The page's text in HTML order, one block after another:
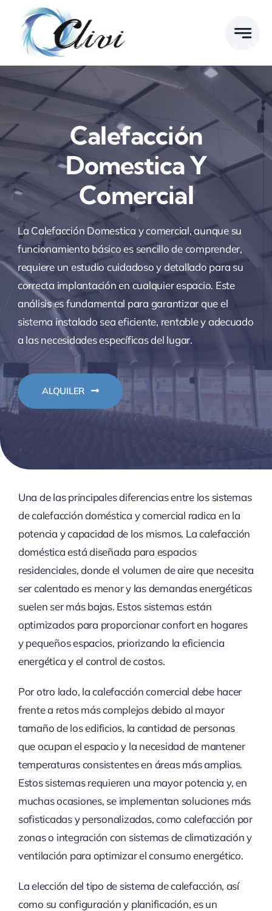
contenido
Calefacción
Domestica Y
Comercial
La Calefacción Domestica y comercial, aunque su
funcionamiento básico es sencillo de comprender,
requiere un estudio cuidadoso y detallado para su
correcta implantación en cualquier espacio. Este
análisis es fundamental para garantizar que el
sistema instalado sea eficiente, rentable y adecuado
a las necesidades específicas del lugar.
ALQUILER
Una de las principales diferencias entre los sistemas
de calefacción doméstica y comercial radica en la
potencia y capacidad de los mismos. La calefacción
doméstica está diseñada para espacios
residenciales, donde el volumen de aire que necesita
ser calentado es menor y las demandas energéticas
suelen ser más bajas. Estos sistemas están
optimizados para proporcionar confort en hogares
y pequeños espacios, priorizando la eficiencia
energética y el control de costos.
Por otro lado, la calefacción comercial debe hacer
frente a retos más complejos debido al mayor
tamaño de los edificios, la cantidad de personas
que ocupan el espacio y la necesidad de mantener
temperaturas consistentes en áreas más amplias.
Estos sistemas requieren una mayor potencia y, en
muchas ocasiones, se implementan soluciones más
sofisticadas y personalizadas, como calefacción por
zonas o integración con sistemas de climatización y
ventilación para optimizar el consumo energético.
La elección del tipo de sistema de calefacción, así
como su configuración y planificación, es un